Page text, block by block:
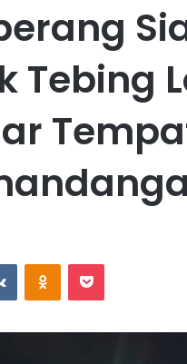
Tebing
VKontakteOdnoklassniki
Pocket